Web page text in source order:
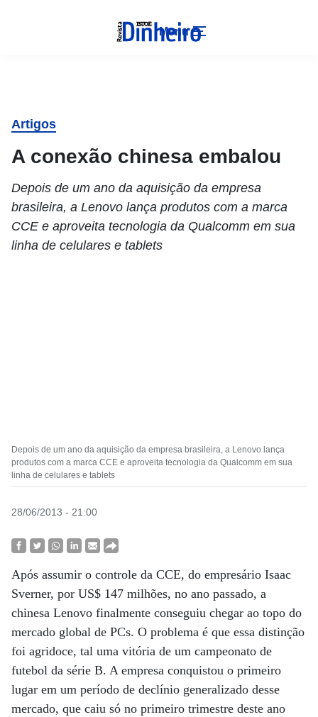
Menu
Artigos
A conexão chinesa embalou
Depois de um ano da aquisição da empresa
brasileira, a Lenovo lança produtos com a marca
CCE e aproveita tecnologia da Qualcomm em sua
linha de celulares e tablets
Depois de um ano da aquisição da empresa brasileira, a Lenovo lança
produtos com a marca CCE e aproveita tecnologia da Qualcomm em sua
linha de celulares e tablets
28/06/2013 - 21:00
Após assumir o controle da CCE, do empresário Isaac
Sverner, por US$ 147 milhões, no ano passado, a
chinesa Lenovo finalmente conseguiu chegar ao topo do
mercado global de PCs. O problema é que essa distinção
foi agridoce, tal uma vitória de um campeonato de
futebol da série B. A empresa conquistou o primeiro
lugar em um período de declínio generalizado desse
mercado, que caiu só no primeiro trimestre deste ano